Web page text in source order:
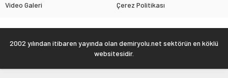
Video Galeri Çerez Politikası
2002 yılından itibaren yayında olan demiryolu.net sektörün en köklü
websitesidir.